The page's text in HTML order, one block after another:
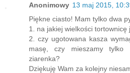
Anonimowy 13 maj 2015,
Piękne ciasto! Mam tylko dwa
1. na jakiej wielkości
2. czy ugotowana kasza
masę, czy mieszamy tylko
ziarenka?
Dziękuję Wam za kolejny